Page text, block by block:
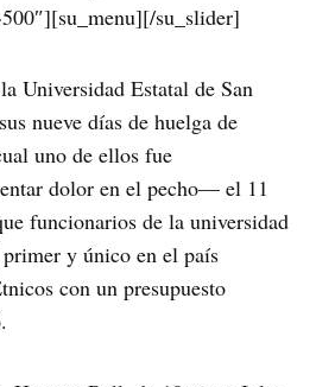
su_slider]
Universidad Estatal de San
nueve días de huelga de
uno de ellos fue
dolor en el pecho— el 11
funcionarios de la universidad
y único en el país
con un presupuesto